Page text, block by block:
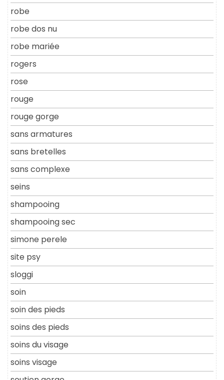
robe
robe dos nu
robe mariée
rogers
rose
rouge
rouge gorge
sans armatures
sans bretelles
sans complexe
seins
shampooing
shampooing sec
simone perele
site psy
sloggi
soin
soin des pieds
soins des pieds
soins du visage
soins visage